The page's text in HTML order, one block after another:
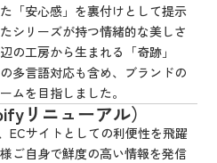
「安心感」を裏付けとして提示
シリーズが持つ情緒的な美しさ
の工房から生まれる「奇跡」
多言語対応も含め、ブランドの
ムを目指しました。
リニューアル）
ECサイトとしての利便性を飛躍
ご自身で鮮度の高い情報を発信